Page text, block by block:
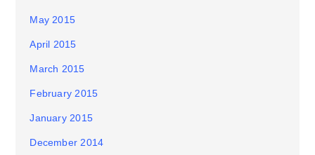
May 2015
April 2015
March 2015
February 2015
January 2015
December 2014